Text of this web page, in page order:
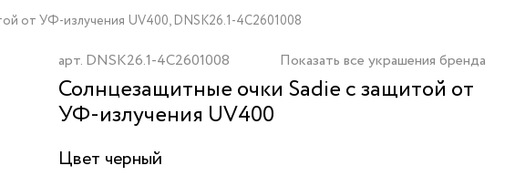
от УФ-излучения UV400, DNSK26.1-4C2601008
арт. DNSK26.1-4C2601008 Показать все украшения бренда
Солнцезащитные очки Sadie с защитой от
УФ-излучения UV400
Цвет черный